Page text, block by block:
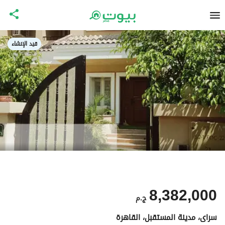
قيد الإنشاء
ج.م 8,382,000
سراى، مدينة المستقبل، القاهرة